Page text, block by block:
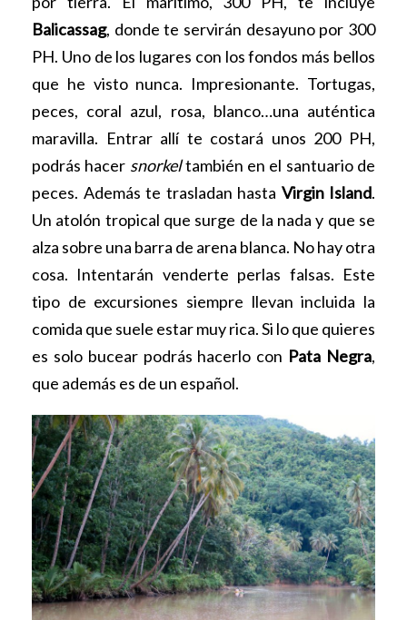
Balicassag, donde te servirán desayuno por 300
PH. Uno de los lugares con los fondos más bellos
que he visto nunca. Impresionante. Tortugas,
peces, coral azul, rosa, blanco…una auténtica
maravilla. Entrar allí te costará unos 200 PH,
podrás hacer snorkeltambién en el santuario de
peces. Además te trasladan hasta Virgin Island.
Un atolón tropical que surge de la nada y que se
alza sobre una barra de arena blanca. No hay otra
cosa. Intentarán venderte perlas falsas. Este
tipo de excursiones siempre llevan incluida la
comida que suele estar muy rica.Si lo que quieres
es solo bucear podrás hacerlo con Pata Negra,
que además es de un español.